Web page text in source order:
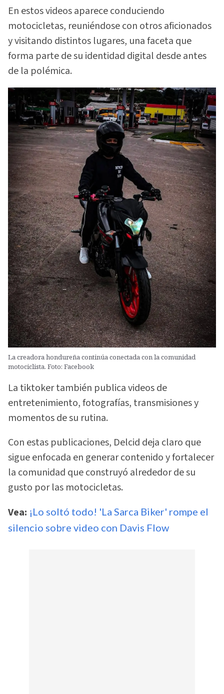
En estos videos aparece conduciendo
motocicletas, reuniéndose con otros aficionados
y visitando distintos lugares, una faceta que
forma parte de su identidad digital desde antes
de la polémica.
La creadora hondureña continúa conectada con la comunidad
motociclista. Foto: Facebook
La tiktoker también publica videos de
entretenimiento, fotografías, transmisiones y
momentos de su rutina.
Con estas publicaciones, Delcid deja claro que
sigue enfocada en generar contenido y fortalecer
la comunidad que construyó alrededor de su
gusto por las motocicletas.
Vea: ¡Lo soltó todo! 'La Sarca Biker' rompe el
silencio sobre video con Davis Flow